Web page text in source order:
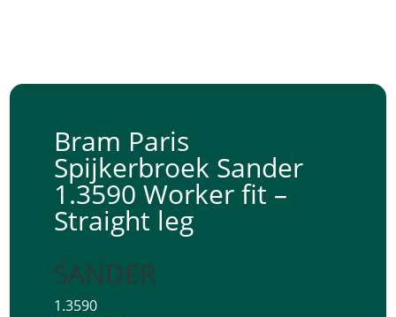
Bram Paris
Spijkerbroek Sander
1.3590 Worker fit –
Straight leg
SANDER
1.3590